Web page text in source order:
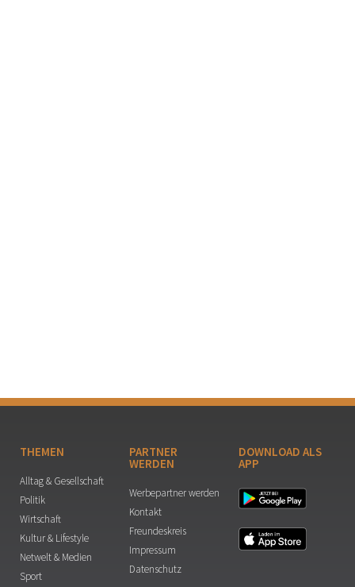
THEMEN
Alltag & Gesellschaft
Politik
Wirtschaft
Kultur & Lifestyle
Netwelt & Medien
Sport
PARTNER
WERDEN
Werbepartner werden
Kontakt
Freundeskreis
Impressum
Datenschutz
DOWNLOAD ALS
APP